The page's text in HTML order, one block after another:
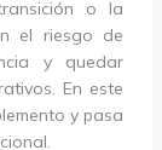
o la
el riesgo de
y quedar
En este
y pasa